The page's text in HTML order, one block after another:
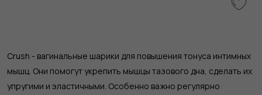
Crush - вагинальные шарики для повышения тонуса интимных
мышц. Они помогут укрепить мышцы тазового дна, сделать их
упругими и эластичными. Особенно важно регулярно